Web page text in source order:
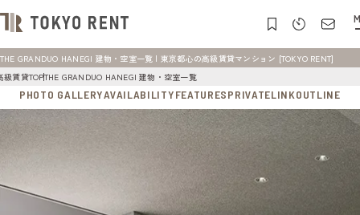
THE GRANDUO HANEGI 建物・空室一覧 | 東京都心の高級賃貸マンション [TOKYO RENT]
級賃貸TOPTHE GRANDUO HANEGI 建物・空室一覧
PHOTO GALLERYAVAILABILITYFEATURESPRIVATELINKOUTLINE